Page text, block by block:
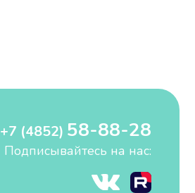
+7 (4852) 58-88-28
Подписывайтесь на нас: